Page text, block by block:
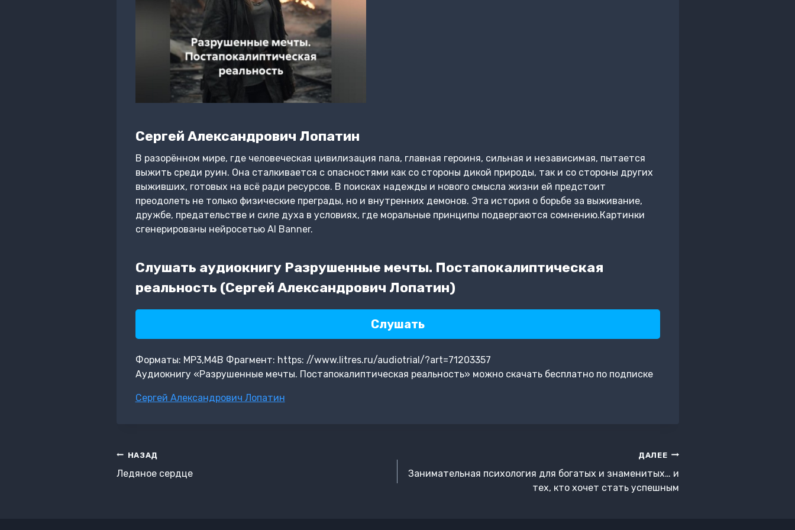
Сергей Александрович Лопатин
В разорённом мире, где человеческая цивилизация пала, главная героиня, сильная и независимая, пытается
выжить среди руин. Она сталкивается с опасностями как со стороны дикой природы, так и со стороны других
выживших, готовых на всё ради ресурсов. В поисках надежды и нового смысла жизни ей предстоит
преодолеть не только физические преграды, но и внутренних демонов. Эта история о борьбе за выживание,
дружбе, предательстве и силе духа в условиях, где моральные принципы подвергаются сомнению.Картинки
сгенерированы нейросетью AI Banner.
Слушать аудиокнигу Разрушенные мечты. Постапокалиптическая
реальность (Сергей Александрович Лопатин)
Слушать
Форматы: MP3,M4B Фрагмент: https: //www.litres.ru/audiotrial/?art=71203357
Аудиокнигу «Разрушенные мечты. Постапокалиптическая реальность» можно скачать бесплатно по подписке
Метки
Сергей Александрович Лопатин
Навигация
по
НАЗАД
Ледяное сердце
ДАЛЕЕ
Занимательная психология для богатых и знаменитых… и
тех, кто хочет стать успешным